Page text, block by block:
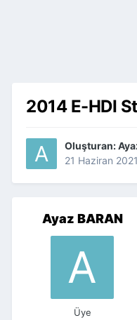
2014 E-HDI
Oluşturan:
21 Haziran 2021
Ayaz BARAN
Üye